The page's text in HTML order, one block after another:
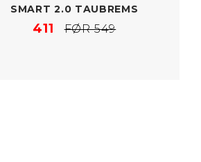
SMART 2.0 TAUBREMS
411 FØR 549